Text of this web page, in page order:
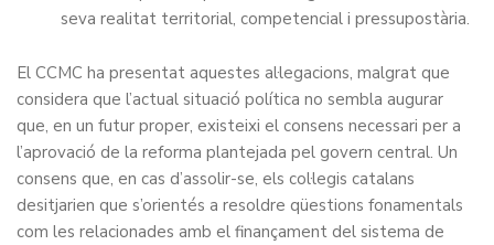
seva realitat territorial, competencial i pressupostària.
El CCMC ha presentat aquestes al·legacions, malgrat que
considera que l’actual situació política no sembla augurar
que, en un futur proper, existeixi el consens necessari per a
l’aprovació de la reforma plantejada pel govern central. Un
consens que, en cas d’assolir-se, els col·legis catalans
desitjarien que s’orientés a resoldre qüestions fonamentals
com les relacionades amb el finançament del sistema de